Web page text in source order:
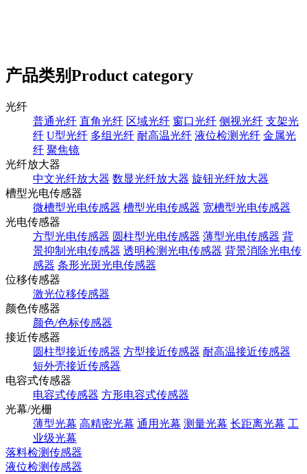
产品类别Product category
光纤
普通光纤 直角光纤 区域光纤 窗口光纤 侧视光纤 支架光
纤 U型光纤 多组光纤 耐高温光纤 液位检测光纤 金属光
纤 聚焦镜
光纤放大器
中文光纤放大器 数显光纤放大器 旋钮光纤放大器
槽型光电传感器
微槽型光电传感器 槽型光电传感器 宽槽型光电传感器
光电传感器
方型光电传感器 圆柱型光电传感器 薄型光电传感器 背
景抑制光电传感器 透明检测光电传感器 背景消除光电传
感器 条形光斑光电传感器
位移传感器
激光位移传感器
颜色传感器
颜色/色标传感器
接近传感器
圆柱型接近传感器 方型接近传感器 耐高温接近传感器
短外壳接近传感器
电容式传感器
电容式传感器 方形电容式传感器
光幕/光栅
薄型光幕 高精密光幕 通用光幕 测量光幕 长距离光幕 工
业级光幕
落料检测传感器
液位检测传感器